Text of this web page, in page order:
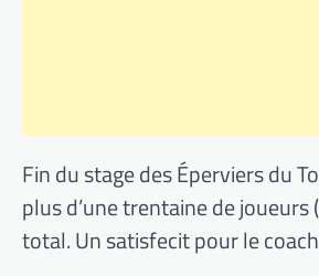
Fin du stage des Éperviers du
plus d’une trentaine de
total. Un satisfecit pour le